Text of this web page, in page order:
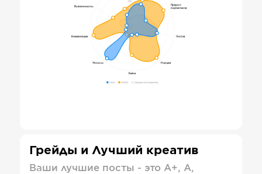
Грейды и Лучший креатив
Ваши лучшие посты - это А+, А,